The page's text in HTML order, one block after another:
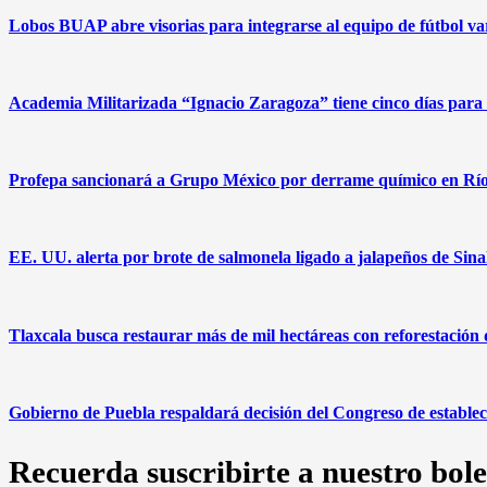
Lobos BUAP abre visorias para integrarse al equipo de fútbol
Academia Militarizada “Ignacio Zaragoza” tiene cinco días para
Profepa sancionará a Grupo México por derrame químico en
EE. UU. alerta por brote de salmonela ligado a jalapeños de
Tlaxcala busca restaurar más de mil hectáreas con reforestación
Gobierno de Puebla respaldará decisión del Congreso de
Recuerda suscribirte a nuestro